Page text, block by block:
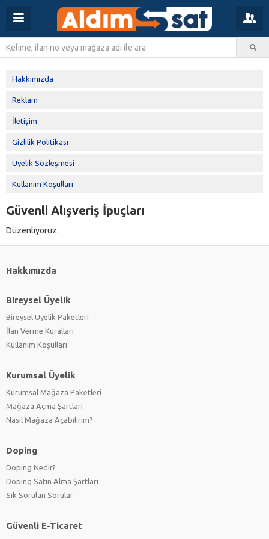
Hakkımızda
Reklam
İletişim
Gizlilik Politikası
Üyelik Sözleşmesi
Kullanım Koşulları
Güvenli Alışveriş İpuçları
Düzenliyoruz.
Hakkımızda
Bireysel Üyelik
Bireysel Üyelik Paketleri
İlan Verme Kuralları
Kullanım Koşulları
Kurumsal Üyelik
Kurumsal Mağaza Paketleri
Mağaza Açma Şartları
Nasıl Mağaza Açabilirim?
Doping
Doping Nedir?
Doping Satın Alma Şartları
Sık Sorulan Sorular
Güvenli E-Ticaret